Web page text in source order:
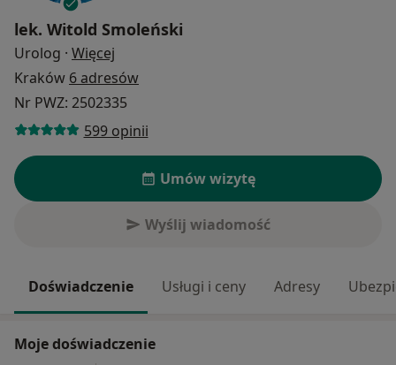
lek. Witold Smoleński
Urolog · Więcej
Kraków 6 adresów
Nr PWZ: 2502335
599 opinii
Umów wizytę
Wyślij wiadomość
Doświadczenie Usługi i ceny Adresy
Moje doświadczenie